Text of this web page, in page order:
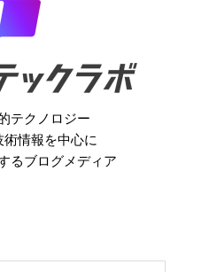
テクノロジー
情報を中心に
るブログメディア